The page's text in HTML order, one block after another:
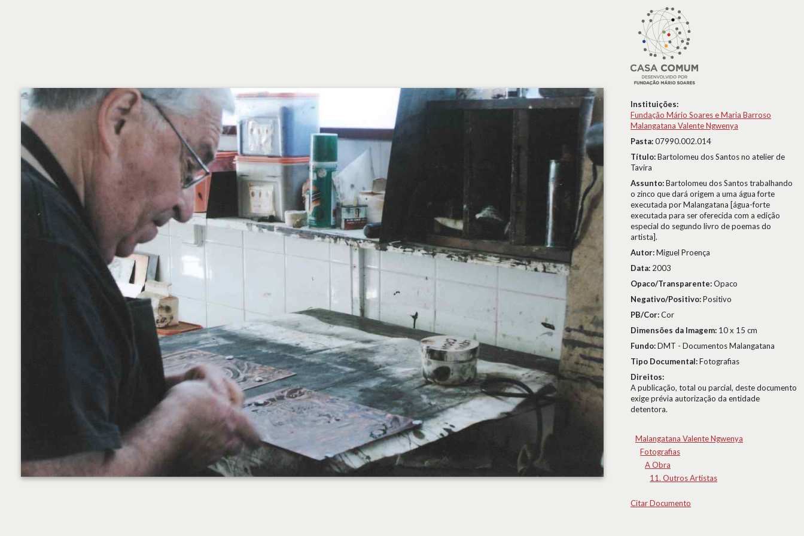
Instituições:
Fundação Mário Soares e Maria Barroso
Malangatana Valente Ngwenya
Pasta:07990.002.014
Título:Bartolomeu dos Santos no atelier de
Tavira
Assunto:Bartolomeu dos Santos trabalhando
o zinco que dará origem a uma água forte
executada por Malangatana [água-forte
executada para ser oferecida com a edição
especial do segundo livro de poemas do
artista].
Autor:Miguel Proença
Data: 2003
Opaco/Transparente:Opaco
Negativo/Positivo:Positivo
PB/Cor:Cor
Dimensões da Imagem: 10 x 15 cm
Fundo:DMT - Documentos Malangatana
Tipo Documental:Fotografias
Direitos:
A publicação, total ou parcial, deste documento
exige prévia autorização da entidade
detentora.
Malangatana Valente Ngwenya
Fotografias
A Obra
11. Outros Artistas
Citar Documento